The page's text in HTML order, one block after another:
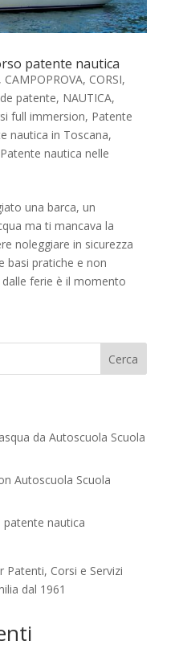
patente nautica
, CAMPOPROVA, CORSI,
patente, NAUTICA,
full immersion, Patente
nautica in Toscana,
Patente nautica nelle
una barca, un
ma ti mancava la
noleggiare in sicurezza
basi pratiche e non
ferie è il momento
Cerca
da Autoscuola Scuola
Autoscuola Scuola
nautica
Patenti, Corsi e Servizi
dal 1961